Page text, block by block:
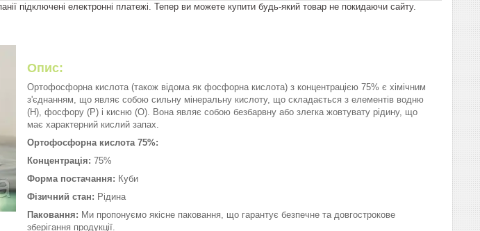
підключені електронні платежі. Тепер ви можете купити будь-який товар не покидаючи сайту.
Опис:
Ортофосфорна кислота (також відома як фосфорна кислота) з концентрацією 75% є хімічним
з'єднанням, що являє собою сильну мінеральну кислоту, що складається з елементів водню
(H), фосфору (P) і кисню (O). Вона являє собою безбарвну або злегка жовтувату рідину, що
має характерний кислий запах.
Ортофосфорна кислота 75%:
Концентрація: 75%
Форма постачання: Куби
Фізичний стан: Рідина
Паковання: Ми пропонуємо якісне паковання, що гарантує безпечне та довгострокове
зберігання продукції.